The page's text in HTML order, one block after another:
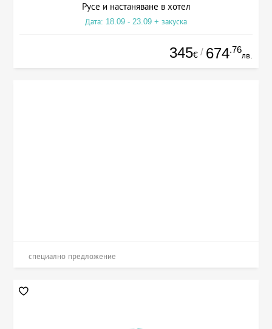
Русе и настаняване в хотел
Дата: 18.09 - 23.09 + закуска
345€ / 674.76
лв.
специално предложение